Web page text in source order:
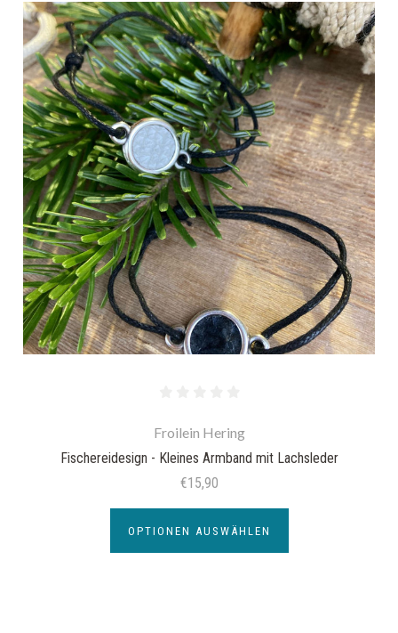
Froilein Hering
Fischereidesign - Kleines Armband mit Lachsleder
€15,90
OPTIONEN AUSWÄHLEN